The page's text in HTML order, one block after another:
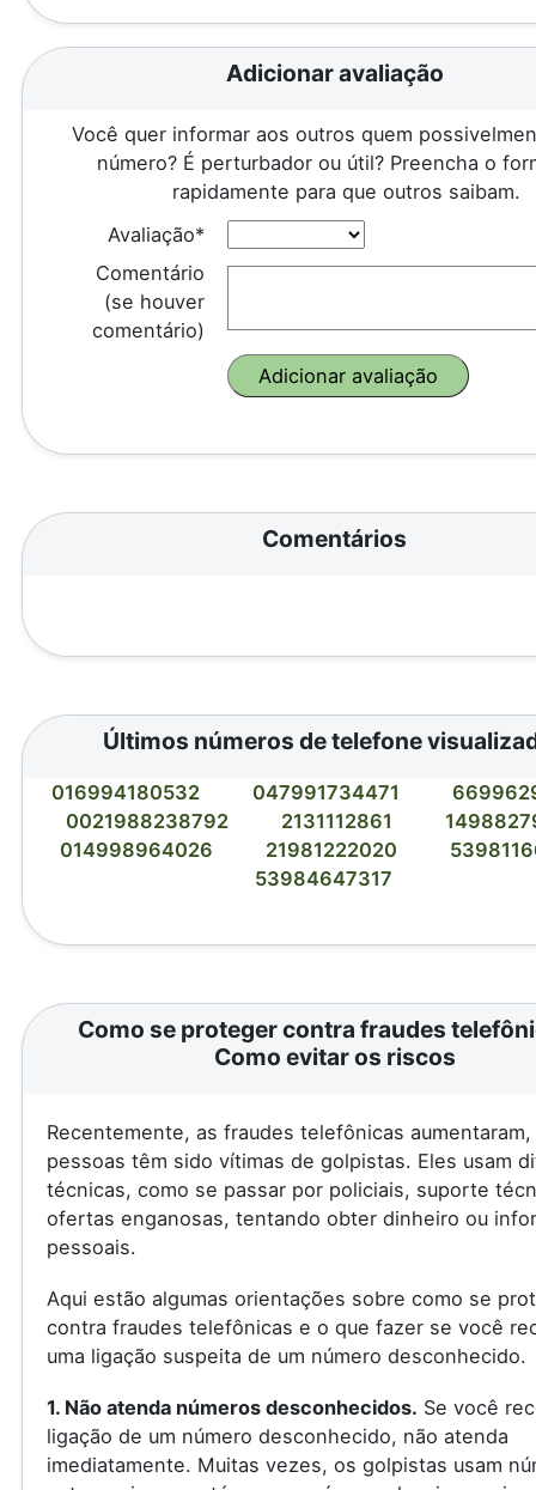
Adicionar avaliação
Você quer informar aos outros quem
número? É perturbador ou útil? Preencha o
rapidamente para que outros saibam.
Avaliação*
Comentário
(se houver
comentário)
Comentários
Últimos números de telefone
016994180532 047991734471
0021988238792
2131112861
014998964026
21981222020
53984647317
Como se proteger contra fraudes
Como evitar os riscos
Recentemente, as fraudes telefônicas
pessoas têm sido vítimas de golpistas. Eles usam
técnicas, como se passar por policiais, suporte
ofertas enganosas, tentando obter dinheiro ou
pessoais.
Aqui estão algumas orientações sobre como se
contra fraudes telefônicas e o que fazer se você
uma ligação suspeita de um número desconhecido.
1. Não atenda números desconhecidos. Se você
ligação de um número desconhecido, não atenda
imediatamente. Muitas vezes, os golpistas usam